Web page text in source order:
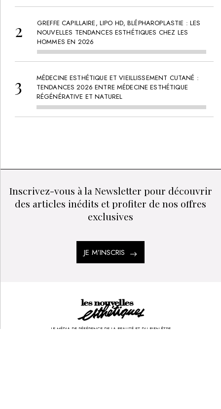
GREFFE CAPILLAIRE, LIPO HD, BLÉPHAROPLASTIE : LES
NOUVELLES TENDANCES ESTHÉTIQUES CHEZ LES
HOMMES EN 2026
MÉDECINE ESTHÉTIQUE ET VIEILLISSEMENT CUTANÉ :
TENDANCES 2026 ENTRE MÉDECINE ESTHÉTIQUE
RÉGÉNÉRATIVE ET NATUREL
Inscrivez-vous à la Newsletter pour découvrir
des articles inédits et profiter de nos offres
exclusives
JE M’INSCRIS
LE MÉDIA DE RÉFÉRENCE DE LA BEAUTÉ ET DU BIEN-ÊTRE